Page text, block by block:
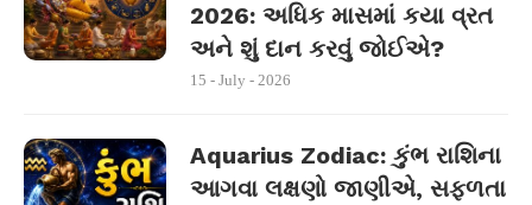
2026: અધિક માસમાં કયા વ્રત
અને શું દાન કરવું જોઈએ?
15 - July - 2026
Aquarius Zodiac: કુંભ રાશિના
આગવા લક્ષણો જાણીએ, સફળતા